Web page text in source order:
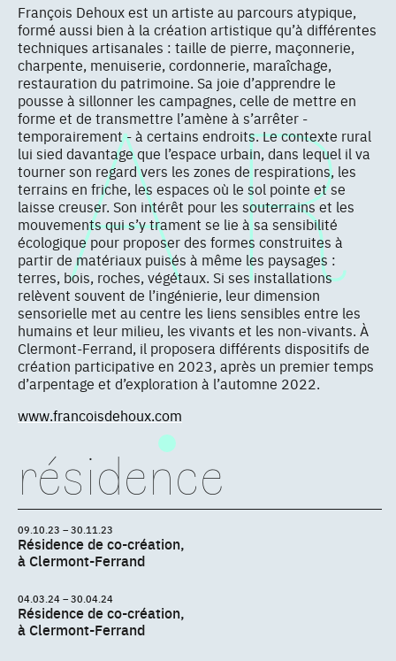
François Dehoux est un artiste au parcours atypique,
formé aussi bien à la création artistique qu’à différentes
techniques artisanales : taille de pierre, maçonnerie,
charpente, menuiserie, cordonnerie, maraîchage,
restauration du patrimoine. Sa joie d’apprendre le
pousse à sillonner les campagnes, celle de mettre en
forme et de transmettre l’amène à s’arrêter -
temporairement - à certains endroits. Le contexte rural
lui sied davantage que l’espace urbain, dans lequel il va
tourner son regard vers les zones de respirations, les
terrains en friche, les espaces où le sol pointe et se
laisse creuser. Son intérêt pour les souterrains et les
mouvements qui s’y trament se lie à sa sensibilité
écologique pour proposer des formes construites à
partir de matériaux puisés à même les paysages :
terres, bois, roches, végétaux. Si ses installations
relèvent souvent de l’ingénierie, leur dimension
sensorielle met au centre les liens sensibles entre les
humains et leur milieu, les vivants et les non-vivants. À
Clermont-Ferrand, il proposera différents dispositifs de
création participative en 2023, après un premier temps
d’arpentage et d’exploration à l’automne 2022.
www.francoisdehoux.com
résidence
09.10.23 – 30.11.23
Résidence de co-création,
à Clermont-Ferrand
04.03.24 – 30.04.24
Résidence de co-création,
à Clermont-Ferrand